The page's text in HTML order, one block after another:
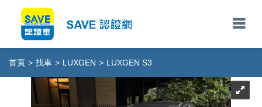
首頁 > 找車 > LUXGEN > LUXGEN S3